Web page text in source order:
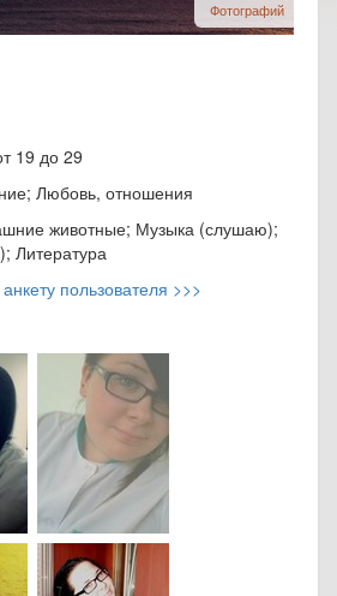
Фотографий
19 до 29
Любовь, отношения
животные; Музыка (слушаю);
Литература
пользователя >>>